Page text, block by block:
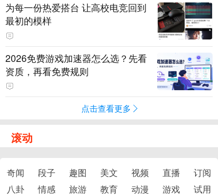
为每一份热爱搭台 让高校电竞回到
最初的模样
2026免费游戏加速器怎么选？先看
资质，再看免费规则
点击查看更多
滚动
奇闻 段子 趣图 美文 视频 直播
订阅
八卦
情感 旅游 教育 动漫 游戏 试用